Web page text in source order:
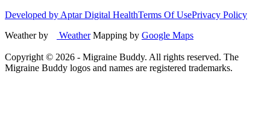
Developed by Aptar Digital HealthTerms Of UsePrivacy Policy
Weather by
WeatherMapping by Google Maps
Copyright © 2026 - Migraine Buddy. All rights reserved. The
Migraine Buddy logos and names are registered trademarks.